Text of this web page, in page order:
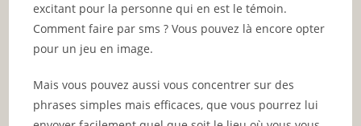
excitant pour la personne qui en est le témoin.
Comment faire par sms ? Vous pouvez là encore opter
pour un jeu en image.
Mais vous pouvez aussi vous concentrer sur des
phrases simples mais efficaces, que vous pourrez lui